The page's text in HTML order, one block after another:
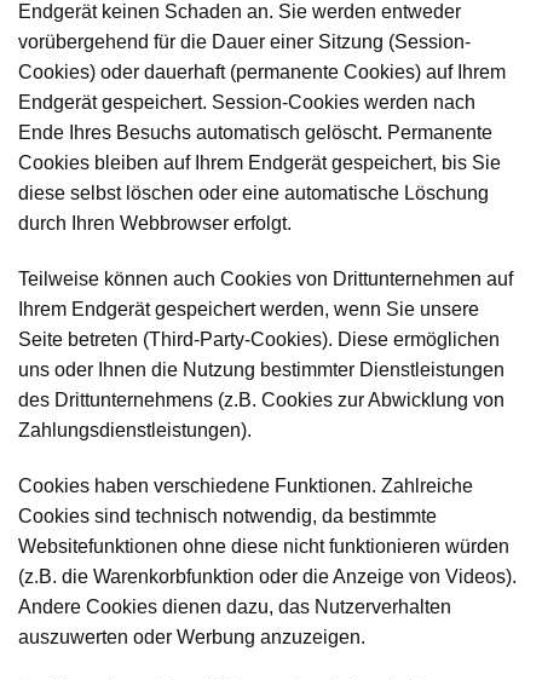
Endgerät keinen Schaden an. Sie werden entweder
vorübergehend für die Dauer einer Sitzung (Session-
Cookies) oder dauerhaft (permanente Cookies) auf Ihrem
Endgerät gespeichert. Session-Cookies werden nach
Ende Ihres Besuchs automatisch gelöscht. Permanente
Cookies bleiben auf Ihrem Endgerät gespeichert, bis Sie
diese selbst löschen oder eine automatische Löschung
durch Ihren Webbrowser erfolgt.
Teilweise können auch Cookies von Drittunternehmen auf
Ihrem Endgerät gespeichert werden, wenn Sie unsere
Seite betreten (Third-Party-Cookies). Diese ermöglichen
uns oder Ihnen die Nutzung bestimmter Dienstleistungen
des Drittunternehmens (z.B. Cookies zur Abwicklung von
Zahlungsdienstleistungen).
Cookies haben verschiedene Funktionen. Zahlreiche
Cookies sind technisch notwendig, da bestimmte
Websitefunktionen ohne diese nicht funktionieren würden
(z.B. die Warenkorbfunktion oder die Anzeige von Videos).
Andere Cookies dienen dazu, das Nutzerverhalten
auszuwerten oder Werbung anzuzeigen.